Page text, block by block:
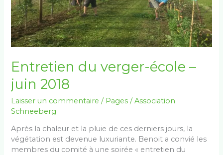
Entretien du verger-école –
juin 2018
Laisser un commentaire / Pages /Association
Schneeberg
Après la chaleur et la pluie de ces derniers jours, la
végétation est devenue luxuriante. Benoit a convié les
membres du comité à une soirée « entretien du
2018